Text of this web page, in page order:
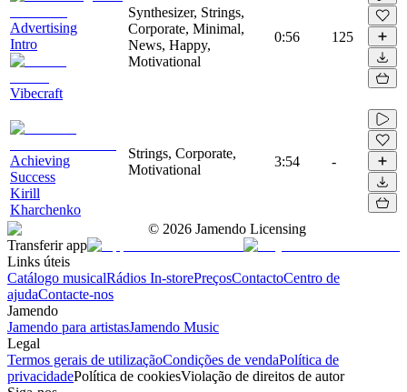
Advertising
Intro
Vibecraft
Synthesizer, Strings,
Corporate, Minimal,
News, Happy,
Motivational
0:56 125
Achieving
Success
Kirill
Kharchenko
Strings, Corporate,
Motivational
3:54 -
© 2026 Jamendo Licensing
Transferir app
Links úteis
Catálogo musicalRádios In-storePreçosContactoCentro de
ajudaContacte-nos
Jamendo
Jamendo para artistasJamendo Music
Legal
Termos gerais de utilizaçãoCondições de vendaPolítica de
privacidadePolítica de cookiesViolação de direitos de autor